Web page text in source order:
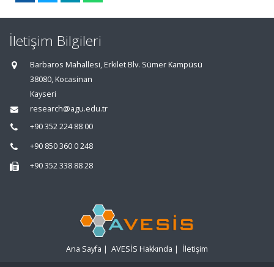
İletişim Bilgileri
Barbaros Mahallesi, Erkilet Blv. Sümer Kampüsü
38080, Kocasinan
Kayseri
research@agu.edu.tr
+90 352 224 88 00
+90 850 360 0 248
+90 352 338 88 28
Ana Sayfa | AVESİS Hakkında | İletişim